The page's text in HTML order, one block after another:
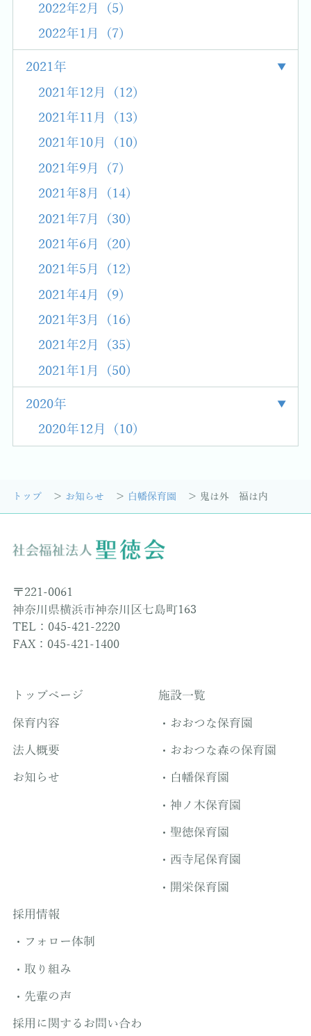
2022年2月 (5)
2022年1月 (7)
2021年
2021年12月 (12)
2021年11月 (13)
2021年10月 (10)
2021年9月 (7)
2021年8月 (14)
2021年7月 (30)
2021年6月 (20)
2021年5月 (12)
2021年4月 (9)
2021年3月 (16)
2021年2月 (35)
2021年1月 (50)
2020年
2020年12月 (10)
トップ お知らせ 白幡保育園 鬼は外 福は内
〒221-0061
神奈川県横浜市神奈川区七島町163
TEL：045-421-2220
FAX：045-421-1400
トップページ
保育内容
法人概要
お知らせ
施設一覧
おおつな保育園
おおつな森の保育園
白幡保育園
神ノ木保育園
聖徳保育園
西寺尾保育園
開栄保育園
採用情報
フォロー体制
取り組み
先輩の声
採用に関するお問い合わ